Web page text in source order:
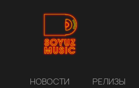
НОВОСТИ РЕЛИЗЫ